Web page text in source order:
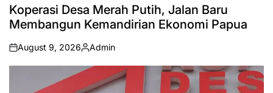
IN
Koperasi Desa Merah Putih, Jalan Baru
Membangun Kemandirian Ekonomi Papua
on
August 9, 2026
Posted
by
Admin